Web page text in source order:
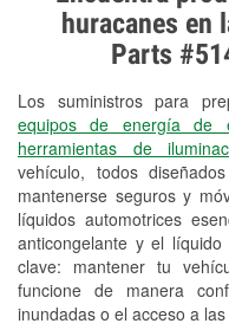
huracanes en
Parts
Los suministros para
equipos de energía de
herramientas de
vehículo, todos
mantenerse seguros y
líquidos automotrices
anticongelante y el
clave: mantener tu
funcione de manera
inundadas o el acceso a
Revisión
Reciclaje
Programa